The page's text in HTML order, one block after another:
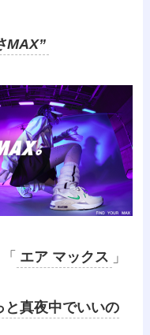
MAX”
エア マックス 」
と真夜中でいいの